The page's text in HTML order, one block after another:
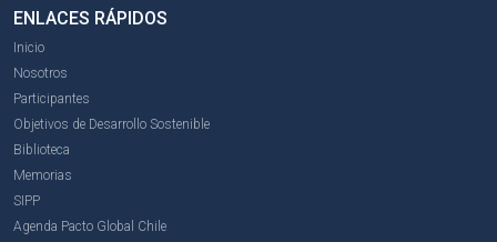
ENLACES RÁPIDOS
Inicio
Nosotros
Participantes
Objetivos de Desarrollo Sostenible
Biblioteca
Memorias
SIPP
Agenda Pacto Global Chile